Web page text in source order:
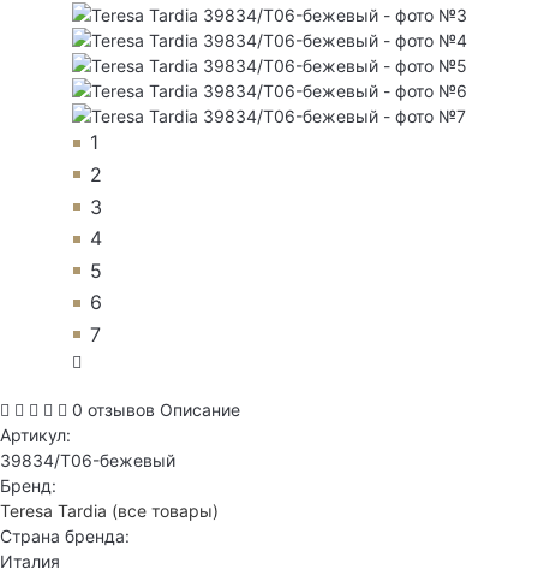
1
2
3
4
5
6
7
0 отзывов Описание
Артикул:
39834/T06-бежевый
Бренд:
Teresa Tardia (все товары)
Страна бренда:
Италия